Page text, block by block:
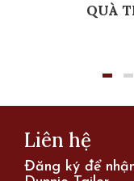
QUÀ
Liên hệ
Đăng ký để